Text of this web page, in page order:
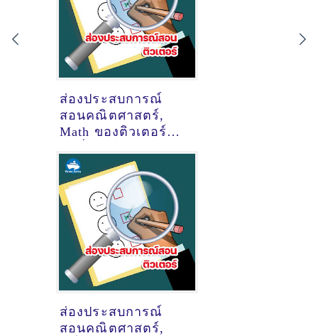
ส่องประสบการณ์
สอนคณิตศาสตร์,
Math ของติวเตอร์
สุระ @Space 109
แจ่มฟ้า
ส่องประสบการณ์
สอนคณิตศาสตร์,